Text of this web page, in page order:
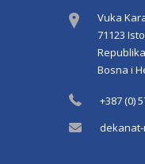
Vuka
71123
Bosna i
+387 (0)